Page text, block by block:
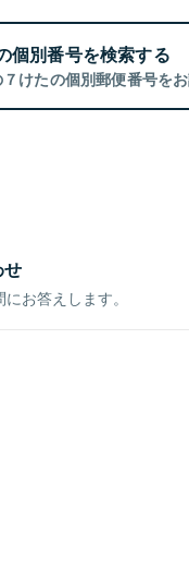
個別番号を検索する
けたの個別郵便番号をお
せ
お答えします。